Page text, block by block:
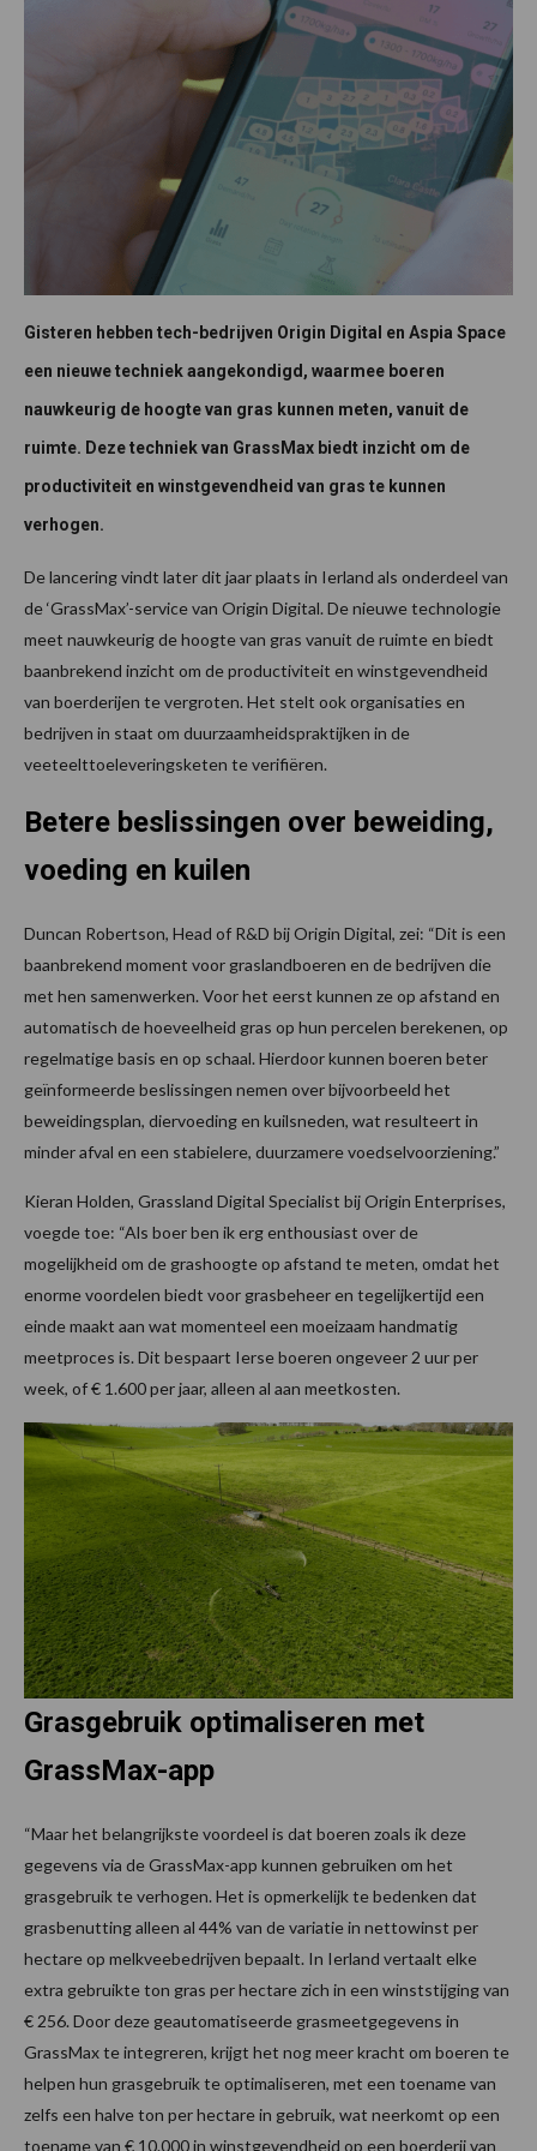
Gisteren hebben tech-bedrijven Origin Digital en Aspia Space
een nieuwe techniek aangekondigd, waarmee boeren
nauwkeurig de hoogte van gras kunnen meten, vanuit de
ruimte. Deze techniek van GrassMax biedt inzicht om de
productiviteit en winstgevendheid van gras te kunnen
verhogen.
De lancering vindt later dit jaar plaats in Ierland als onderdeel van
de ‘GrassMax’-service van Origin Digital. De nieuwe technologie
meet nauwkeurig de hoogte van gras vanuit de ruimte en biedt
baanbrekend inzicht om de productiviteit en winstgevendheid
van boerderijen te vergroten. Het stelt ook organisaties en
bedrijven in staat om duurzaamheidspraktijken in de
veeteelttoeleveringsketen te verifiëren.
Betere beslissingen over beweiding,
voeding en kuilen
Duncan Robertson, Head of R&D bij Origin Digital, zei: “Dit is een
baanbrekend moment voor graslandboeren en de bedrijven die
met hen samenwerken. Voor het eerst kunnen ze op afstand en
automatisch de hoeveelheid gras op hun percelen berekenen, op
regelmatige basis en op schaal. Hierdoor kunnen boeren beter
geïnformeerde beslissingen nemen over bijvoorbeeld het
beweidingsplan, diervoeding en kuilsneden, wat resulteert in
minder afval en een stabielere, duurzamere voedselvoorziening.”
Kieran Holden, Grassland Digital Specialist bij Origin Enterprises,
voegde toe: “Als boer ben ik erg enthousiast over de
mogelijkheid om de grashoogte op afstand te meten, omdat het
enorme voordelen biedt voor grasbeheer en tegelijkertijd een
einde maakt aan wat momenteel een moeizaam handmatig
meetproces is. Dit bespaart Ierse boeren ongeveer 2 uur per
week, of € 1.600 per jaar, alleen al aan meetkosten.
Grasgebruik optimaliseren met
GrassMax-app
“Maar het belangrijkste voordeel is dat boeren zoals ik deze
gegevens via de GrassMax-app kunnen gebruiken om het
grasgebruik te verhogen. Het is opmerkelijk te bedenken dat
grasbenutting alleen al 44% van de variatie in nettowinst per
hectare op melkveebedrijven bepaalt. In Ierland vertaalt elke
extra gebruikte ton gras per hectare zich in een winststijging van
€ 256. Door deze geautomatiseerde grasmeetgegevens in
GrassMax te integreren, krijgt het nog meer kracht om boeren te
helpen hun grasgebruik te optimaliseren, met een toename van
zelfs een halve ton per hectare in gebruik, wat neerkomt op een
toename van € 10.000 in winstgevendheid op een boerderij van